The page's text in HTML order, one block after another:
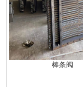
棒条阀